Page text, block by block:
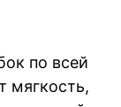
по всей
мягкость,